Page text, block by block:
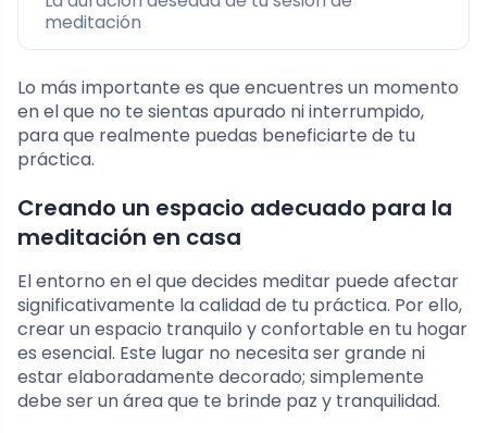
meditación
Lo más importante es que encuentres un momento
en el que no te sientas apurado ni interrumpido,
para que realmente puedas beneficiarte de tu
práctica.
Creando un espacio adecuado para la
meditación en casa
El entorno en el que decides meditar puede afectar
significativamente la calidad de tu práctica. Por ello,
crear un espacio tranquilo y confortable en tu hogar
es esencial. Este lugar no necesita ser grande ni
estar elaboradamente decorado; simplemente
debe ser un área que te brinde paz y tranquilidad.